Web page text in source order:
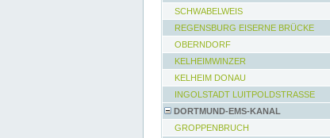
SCHWABELWEIS
REGENSBURG EISERNE BRÜCKE
OBERNDORF
KELHEIMWINZER
KELHEIM DONAU
INGOLSTADT LUITPOLDSTRASSE
DORTMUND-EMS-KANAL
GROPPENBRUCH